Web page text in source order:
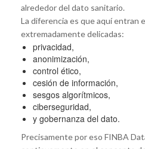
alrededor del dato sanitario.
La diferencia es que aquí entran
extremadamente delicadas:
privacidad,
anonimización,
control ético,
cesión de información,
sesgos algorítmicos,
ciberseguridad,
y gobernanza del dato.
Precisamente por eso FINBA